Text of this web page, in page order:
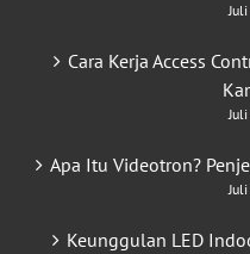
Cara Kerja Access
Apa Itu Videotron?
Keunggulan LED